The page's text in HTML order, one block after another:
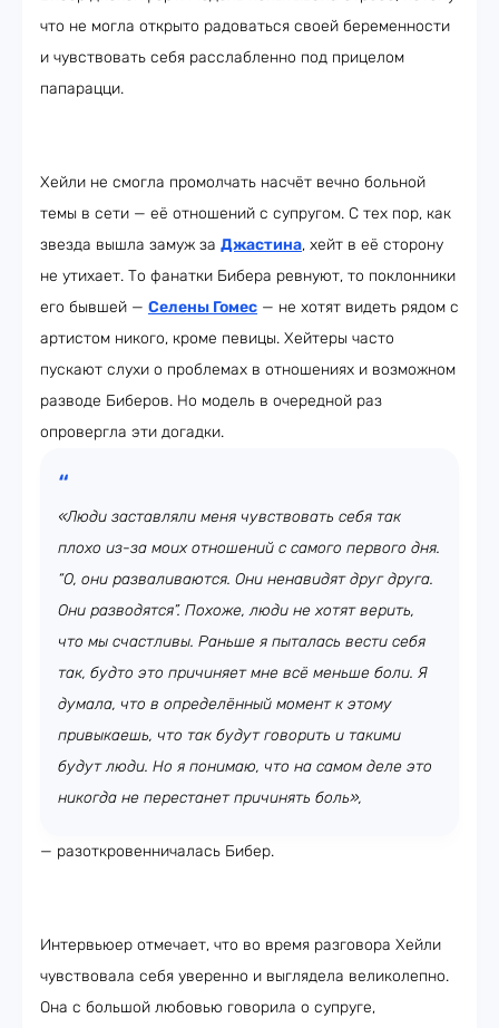
что не могла открыто радоваться своей беременности
и чувствовать себя расслабленно под прицелом
папарацци.
Хейли не смогла промолчать насчёт вечно больной
темы в сети — её отношений с супругом. С тех пор, как
звезда вышла замуж за Джастина, хейт в её сторону
не утихает. То фанатки Бибера ревнуют, то поклонники
его бывшей — Селены Гомес — не хотят видеть рядом с
артистом никого, кроме певицы. Хейтеры часто
пускают слухи о проблемах в отношениях и возможном
разводе Биберов. Но модель в очередной раз
опровергла эти догадки.
«Люди заставляли меня чувствовать себя так
плохо из-за моих отношений с самого первого дня.
“О, они разваливаются. Они ненавидят друг друга.
Они разводятся”. Похоже, люди не хотят верить,
что мы счастливы. Раньше я пыталась вести себя
так, будто это причиняет мне всё меньше боли. Я
думала, что в определённый момент к этому
привыкаешь, что так будут говорить и такими
будут люди. Но я понимаю, что на самом деле это
никогда не перестанет причинять боль»,
— разоткровенничалась Бибер.
Интервьюер отмечает, что во время разговора Хейли
чувствовала себя уверенно и выглядела великолепно.
Она с большой любовью говорила о супруге,